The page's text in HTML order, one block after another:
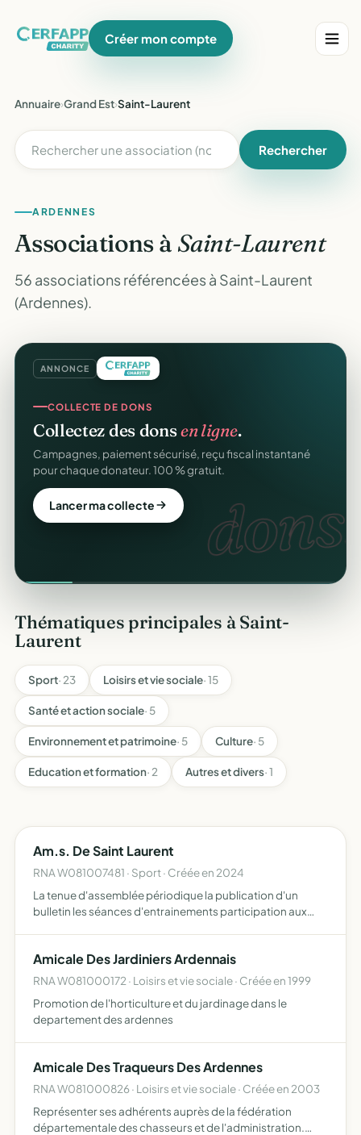
Créer mon compte
Annuaire›Grand Est›Saint-Laurent
Rechercher
ARDENNES
Associations à Saint-Laurent
56 associations référencées à Saint-Laurent
(Ardennes).
ANNONCE
dons.
COLLECTE DE DONS
Collectez des donsen ligne.
Campagnes, paiement sécurisé, reçu fiscal instantané
pour chaque donateur. 100 % gratuit.
Lancer ma collecte
Thématiques principales à Saint-
Laurent
Sport· 23 Loisirs et vie sociale· 15
Santé et action sociale· 5
Environnement et patrimoine· 5 Culture· 5
Education et formation· 2 Autres et divers· 1
Am.s. De Saint Laurent
RNA W081007481 · Sport · Créée en 2024
La tenue d'assemblée périodique la publication d'un
bulletin les séances d'entrainements participation aux
Amicale Des Jardiniers Ardennais
RNA W081000172 · Loisirs et vie sociale · Créée en 1999
Promotion de l'horticulture et du jardinage dans le
departement des ardennes
Amicale Des Traqueurs Des Ardennes
RNA W081000826 · Loisirs et vie sociale · Créée en 2003
Représenter ses adhérents auprès de la fédération
départementale des chasseurs et de l'administration.